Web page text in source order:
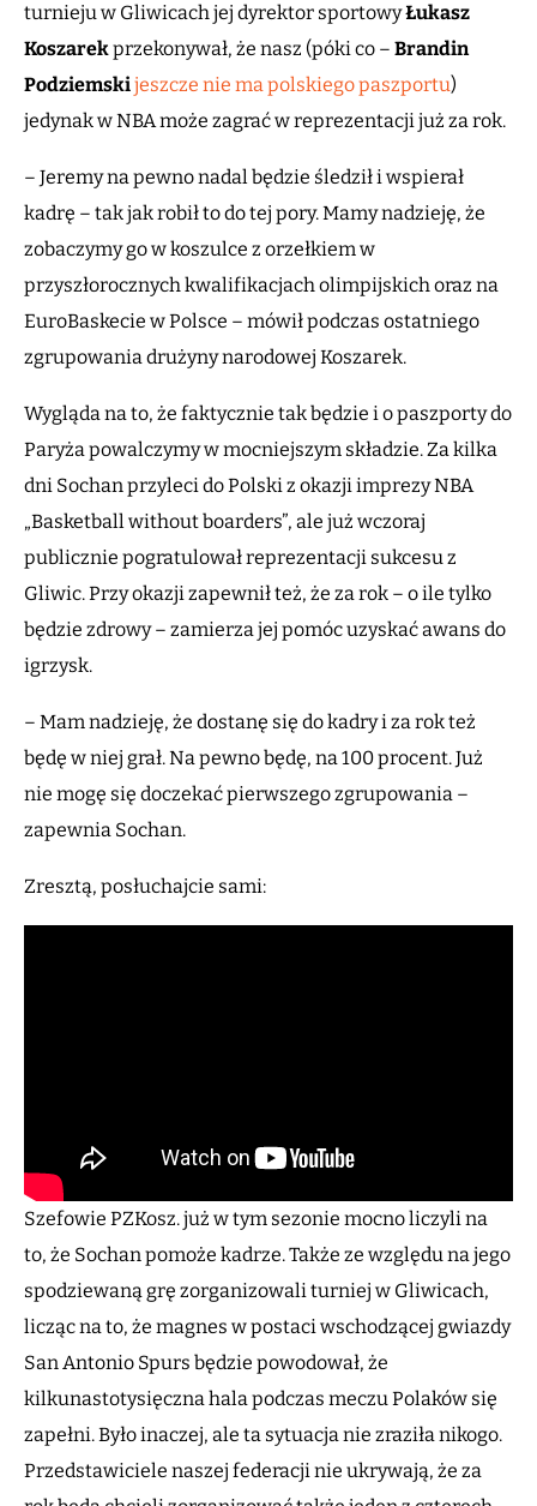
turnieju w Gliwicach jej dyrektor sportowyŁukasz
Koszarekprzekonywał, że nasz (póki co – Brandin
Podziemskijeszcze nie ma polskiego paszportu)
jedynak w NBA może zagrać w reprezentacji już za rok.
– Jeremy na pewno nadal będzie śledził i wspierał
kadrę – tak jak robił to do tej pory. Mamy nadzieję, że
zobaczymy go w koszulce z orzełkiem w
przyszłorocznych kwalifikacjach olimpijskich oraz na
EuroBaskecie w Polsce – mówił podczas ostatniego
zgrupowania drużyny narodowej Koszarek.
Wygląda na to, że faktycznie tak będzie i o paszporty do
Paryża powalczymy w mocniejszym składzie. Za kilka
dni Sochan przyleci do Polski z okazji imprezy NBA
„Basketball without boarders”, ale już wczoraj
publicznie pogratulował reprezentacji sukcesu z
Gliwic. Przy okazji zapewnił też, że za rok – o ile tylko
będzie zdrowy – zamierza jej pomóc uzyskać awans do
igrzysk.
– Mam nadzieję, że dostanę się do kadry i za rok też
będę w niej grał. Na pewno będę, na 100 procent. Już
nie mogę się doczekać pierwszego zgrupowania –
zapewnia Sochan.
Zresztą, posłuchajcie sami:
Szefowie PZKosz. już w tym sezonie mocno liczyli na
to, że Sochan pomoże kadrze. Także ze względu na jego
spodziewaną grę zorganizowali turniej w Gliwicach,
licząc na to, że magnes w postaci wschodzącej gwiazdy
San Antonio Spurs będzie powodował, że
kilkunastotysięczna hala podczas meczu Polaków się
zapełni. Było inaczej, ale ta sytuacja nie zraziła nikogo.
Przedstawiciele naszej federacji nie ukrywają, że za